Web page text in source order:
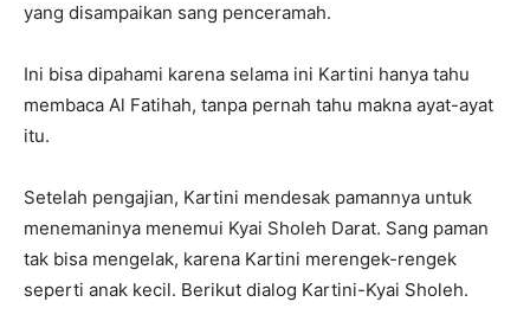
yang disampaikan sang penceramah.
Ini bisa dipahami karena selama ini Kartini hanya tahu
membaca Al Fatihah, tanpa pernah tahu makna ayat-ayat
itu.
Setelah pengajian, Kartini mendesak pamannya untuk
menemaninya menemui Kyai Sholeh Darat. Sang paman
tak bisa mengelak, karena Kartini merengek-rengek
seperti anak kecil. Berikut dialog Kartini-Kyai Sholeh.